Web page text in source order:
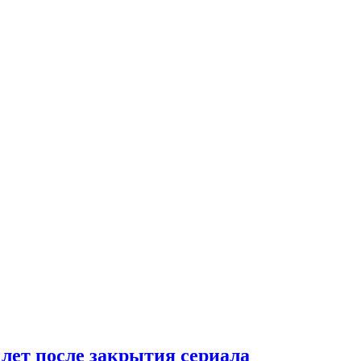
после закрытия сериала